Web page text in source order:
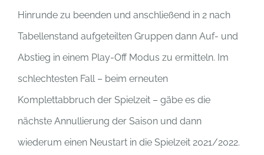
Hinrunde zu beenden und anschließend in 2 nach
Tabellenstand aufgeteilten Gruppen dann Auf- und
Abstieg in einem Play-Off Modus zu ermitteln. Im
schlechtesten Fall – beim erneuten
Komplettabbruch der Spielzeit – gäbe es die
nächste Annullierung der Saison und dann
wiederum einen Neustart in die Spielzeit 2021/2022.